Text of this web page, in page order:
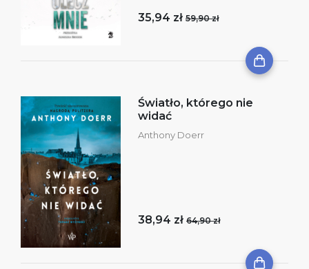
35,94 zł 59,90 zł
Światło, którego nie
widać
Anthony Doerr
38,94 zł 64,90 zł